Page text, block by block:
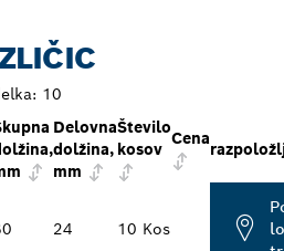
10
Delovna
dolžina,
mm
Število
kosov
Cena
24 10 Kos